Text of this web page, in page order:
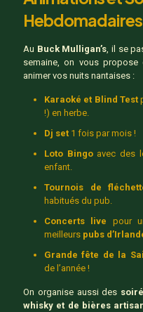
Hebdomadaires
Au Buck Mulligan’s, il se
semaine, on vous propose
animer vos nuits nantaises :
Karaoké et Blind Test
!) en herbe.
Dj set 1 fois par mois !
Loto Bingoavec des
enfant.
Tournois de
habitués du pub.
Concerts live pour
meilleurs pubs
Grande fête de la
de l’année !
On organise aussi des
whisky et de bières